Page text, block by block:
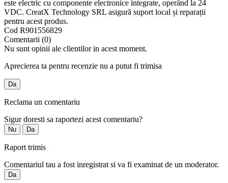
este electric cu componente electronice integrate, operând la 24
VDC. CreatX Technology SRL asigură suport local și reparații
pentru acest produs.
Cod R901556829
Comentarii (0)
Nu sunt opinii ale clientilor in acest moment.
Aprecierea ta pentru recenzie nu a putut fi trimisa
Da
Reclama un comentariu
Sigur doresti sa raportezi acest comentariu?
Nu Da
Raport trimis
Comentariul tau a fost inregistrat si va fi examinat de un moderator.
Da